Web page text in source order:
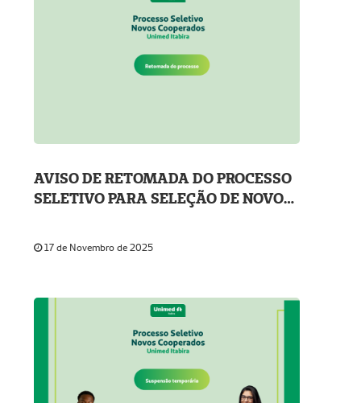
AVISO DE RETOMADA DO PROCESSO
SELETIVO PARA SELEÇÃO DE NOVOS
17 de Novembro de 2025